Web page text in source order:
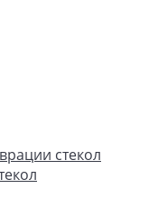
стекол